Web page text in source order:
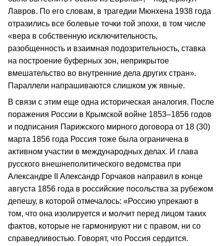
Лавров. По его словам, в трагедии Мюнхена 1938 года
отразились все болевые точки той эпохи, в том числе
«вера в собственную исключительность,
разобщенность и взаимная подозрительность, ставка
на построение буферных зон, неприкрытое
вмешательство во внутренние дела других стран».
Параллели напрашиваются слишком уж явные.
В связи с этим еще одна историческая аналогия. После
поражения России в Крымской войне 1853–1856 годов
и подписания Парижского мирного договора от 18 (30)
марта 1856 года Россия тоже была ограничена в
активном участии в международных делах. И глава
русского внешнеполитического ведомства при
Александре II Александр Горчаков направил в конце
августа 1856 года в российские посольства за рубежом
депешу, в которой отмечалось: «Россию упрекают в
том, что она изолируется и молчит перед лицом таких
фактов, которые не гармонируют ни с правом, ни со
справедливостью. Говорят, что Россия сердится.